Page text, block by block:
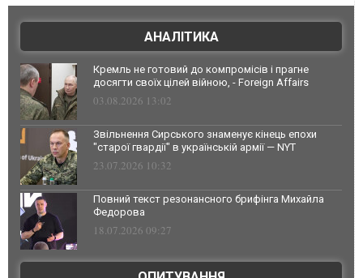
АНАЛІТИКА
Кремль не готовий до компромісів і прагне
досягти своїх цілей війною, - Foreign Affairs
03.08.2026 13:02
Звільнення Сирського знаменує кінець епохи
"старої гвардії" в українській армії — NYT
23.07.2026 10:32
Повний текст резонансного брифінга Михайла
Федорова
18.07.2026 09:27